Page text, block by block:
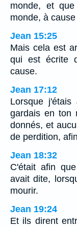
monde, et
monde, à
Jean 15:25
Mais cela est
qui est écrite
cause.
Jean 17:12
Lorsque
gardais en ton
donnés, et
de perdition,
Jean 18:32
C'était afin
avait dite,
mourir.
Jean 19:24
Et ils dirent